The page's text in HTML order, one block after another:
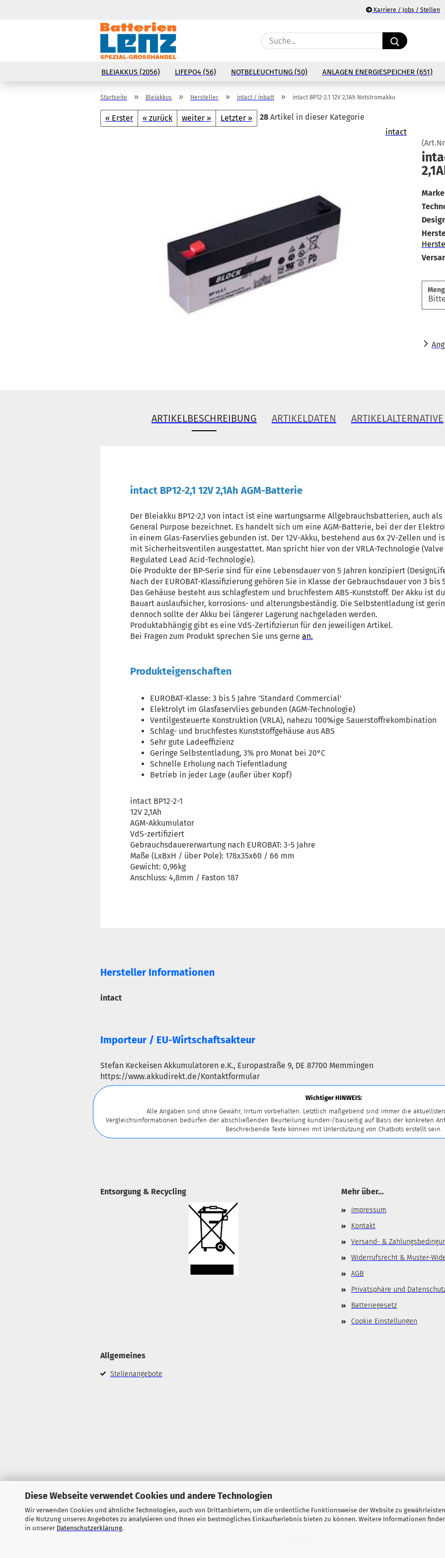
Diese Webseite verwendet Cookies und andere Technologien
Wir verwenden Cookies und ähnliche Technologien, auch von Drittanbietern, um die ordentliche Funktionsweise der Website zu
die Nutzung unseres Angebotes zu analysieren und Ihnen ein bestmögliches Einkaufserlebnis bieten zu können. Weitere Informationen
in unserer Datenschutzerklärung.
Karriere / Jobs / Stellen
Suche...
BLEIAKKUS (2056) LIFEPO4 (56) NOTBELEUCHTUNG (50) ANLAGEN ENERGIESPEICHER (651)
Startseite » Bleiakkus » Hersteller » intact / inbatt » intact BP12-2.1 12V 2,1Ah Notstromakku
« Erster « zurück weiter » Letzter » 28 Artikel in dieser Kategorie
intact
ARTIKELBESCHREIBUNG ARTIKELDATEN ARTIKELALTERNATIVE
intact BP12-2,1 12V 2,1Ah AGM-Batterie
Der Bleiakku BP12-2,1 von intact ist eine wartungsarme Allgebrauchsbatterien, auch als
General Purpose bezeichnet. Es handelt sich um eine AGM-Batterie, bei der der
in einem Glas-Faservlies gebunden ist. Der 12V-Akku, bestehend aus 6x 2V-Zellen und
mit Sicherheitsventilen ausgestattet. Man spricht hier von der VRLA-Technologie (Valve
Regulated Lead Acid-Technologie).
Die Produkte der BP-Serie sind für eine Lebensdauer von 5 Jahren konzipiert
Nach der EUROBAT-Klassifizierung gehören Sie in Klasse der Gebrauchsdauer von 3 bis
Das Gehäuse besteht aus schlagfestem und bruchfestem ABS-Kunststoff. Der Akku ist
Bauart auslaufsicher, korrosions- und alterungsbeständig. Die Selbstentladung ist
dennoch sollte der Akku bei längerer Lagerung nachgeladen werden.
Produktabhängig gibt es eine VdS-Zertifizierun für den jeweiligen Artikel.
Bei Fragen zum Produkt sprechen Sie uns gerne an.
Produkteigenschaften
EUROBAT-Klasse: 3 bis 5 Jahre 'Standard Commercial'
Elektrolyt im Glasfaservlies gebunden (AGM-Technologie)
Ventilgesteuerte Konstruktion (VRLA), nahezu 100%ige Sauerstoffrekombination
Schlag- und bruchfestes Kunststoffgehäuse aus ABS
Sehr gute Ladeeffizienz
Geringe Selbstentladung, 3% pro Monat bei 20°C
Schnelle Erholung nach Tiefentladung
Betrieb in jeder Lage (außer über Kopf)
intact BP12-2-1
12V 2,1Ah
AGM-Akkumulator
VdS-zertifiziert
Gebrauchsdauererwartung nach EUROBAT: 3-5 Jahre
Maße (LxBxH / über Pole): 178x35x60 / 66 mm
Gewicht: 0,96kg
Anschluss: 4,8mm / Faston 187
Hersteller Informationen
intact
Importeur / EU-Wirtschaftsakteur
Stefan Keckeisen Akkumulatoren e.K., Europastraße 9, DE 87700 Memmingen
https://www.akkudirekt.de/Kontaktformular
Wichtiger HINWEIS:
Alle Angaben sind ohne Gewähr, Irrtum vorbehalten. Letztlich maßgebend sind immer die
Vergleichsinformationen bedürfen der abschließenden Beurteilung kunden-/bauseitig auf Basis der konkreten
Beschreibende Texte können mit Unterstützung von Chatbots erstellt sein.
Entsorgung & Recycling Mehr über...
Impressum
Kontakt
Versand- &
Widerrufsrecht & Muster-
AGB
Privatsphäre und
Batteriegesetz
Cookie Einstellungen
Allgemeines
Stellenangebote
Vertrag widerrufen